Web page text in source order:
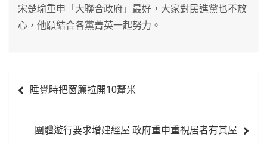
宋楚瑜重申「大聯合政府」最好，大家對民進黨也不放
心，他願結合各黨菁英一起努力。
章
睡覺時把窗簾拉開10釐米
團體遊行要求增建經屋 政府重申重視居者有其屋